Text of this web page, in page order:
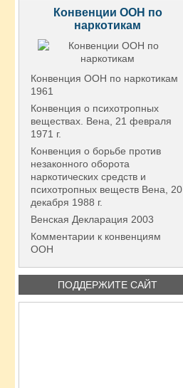
Конвенции ООН по
наркотикам
Конвенция ООН по наркотикам
1961
Конвенция о психотропных
веществах. Вена, 21 февраля
1971 г.
Конвенция о борьбе против
незаконного оборота
наркотических средств и
психотропных веществ Вена, 20
декабря 1988 г.
Венская Декларация 2003
Комментарии к конвенциям
ООН
ПОДДЕРЖИТЕ САЙТ